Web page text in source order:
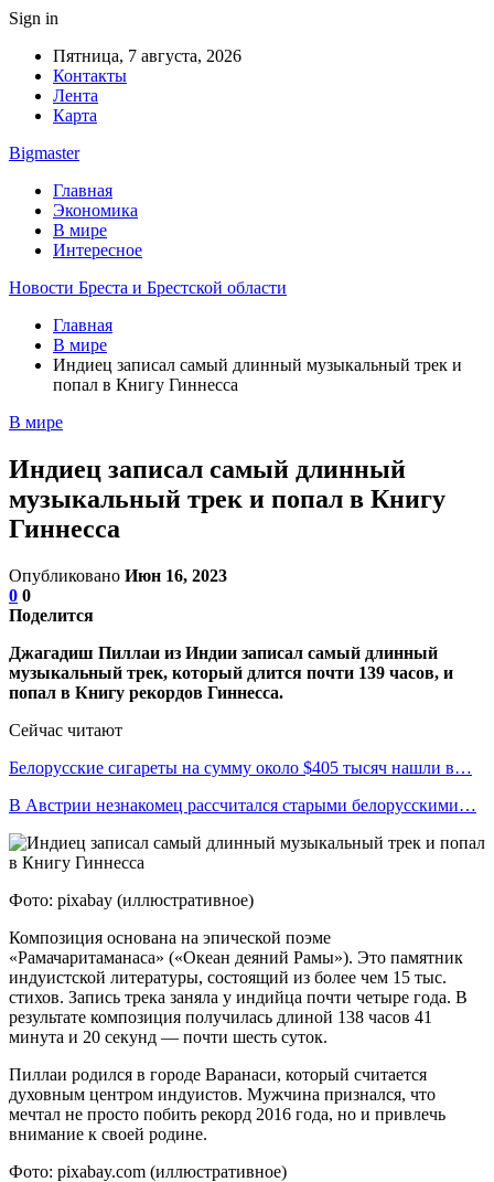
Sign in
Пятница, 7 августа, 2026
Контакты
Лента
Карта
Bigmaster
Главная
Экономика
В мире
Интересное
Новости Бреста и Брестской области
Главная
В мире
Индиец записал самый длинный музыкальный трек и
попал в Книгу Гиннесса
В мире
Индиец записал самый длинный
музыкальный трек и попал в Книгу
Гиннесса
Опубликовано Июн 16, 2023
0 0
Поделится
Джагадиш Пиллаи из Индии записал самый длинный
музыкальный трек, который длится почти 139 часов, и
попал в Книгу рекордов Гиннесса.
Сейчас читают
Белорусские сигареты на сумму около $405 тысяч нашли в…
В Австрии незнакомец рассчитался старыми белорусскими…
Фото: pixabay (иллюстративное)
Композиция основана на эпической поэме
«Рамачаритаманаса» («Океан деяний Рамы»). Это памятник
индуистской литературы, состоящий из более чем 15 тыс.
стихов. Запись трека заняла у индийца почти четыре года. В
результате композиция получилась длиной 138 часов 41
минута и 20 секунд — почти шесть суток.
Пиллаи родился в городе Варанаси, который считается
духовным центром индуистов. Мужчина признался, что
мечтал не просто побить рекорд 2016 года, но и привлечь
внимание к своей родине.
Фото: pixabay.com (иллюстративное)